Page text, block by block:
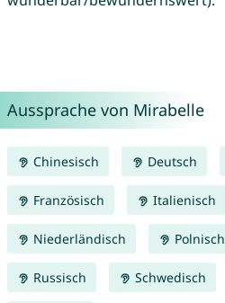
Aussprache von Mirabelle
Chinesisch Deutsch
Französisch Italienisch
Niederländisch Polnisch
Russisch Schwedisch